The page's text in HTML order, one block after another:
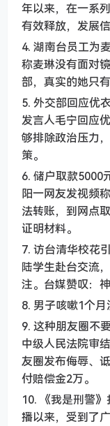
年以来，在一系
有效释放，发展
4. 湖南台员工为
称麦琳没有面对
部，真实的她只
5. 外交部回应优
发言人毛宁回应
够排除政治压力
策。
6. 储户取款5000
阳一网友发视频
法转账，到网点
证明材料。
7. 访台清华校花
陆学生赴台交流
注。台媒赞叹：神
8. 男子咳嗽1个
9. 这种朋友圈不
中级人民法院审
友圈发布侮辱、
付赔偿金2万。
10. 《我是刑警
播以来，受到了